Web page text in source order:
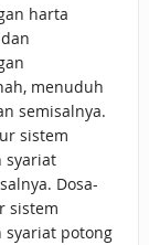
harta
menuduh
semisalnya.
sistem
syariat
sistem
syariat potong